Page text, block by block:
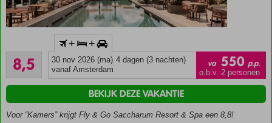
de
wereldstad
geen
3
rijden
van
list-
style:
}
.usp
8,5
Aanrader
4
beoordelingen
+ +
30 nov 2026 (ma) 4 dagen (3 nachten)
vanaf Amsterdam
va 550 p.p.
o.b.v. 2 personen
Voor “Kamers” krijgt Fly & Go Saccharum Resort & Spa een 8,8!
BEKIJK DEZE VAKANTIE